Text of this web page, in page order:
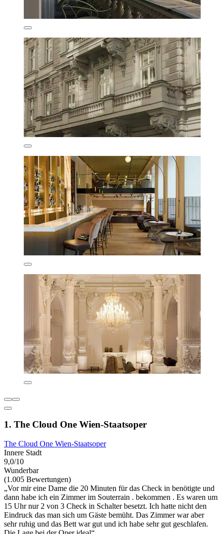
1. The Cloud One Wien-Staatsoper
The Cloud One Wien-Staatsoper
Innere Stadt
9,0/10
Wunderbar
(1.005 Bewertungen)
„Vor mir eine Dame die 20 Minuten für das Check in benötigte und
dann habe ich ein Zimmer im Souterrain . bekommen . Es waren um
15 Uhr nur 2 von 3 Check in Schalter besetzt. Ich hatte nicht den
Eindruck das man sich um Gäste bemüht. Das Zimmer war aber
sehr ruhig und das Bett war gut und ich habe sehr gut geschlafen.